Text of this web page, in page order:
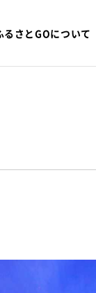
るさとGOについて